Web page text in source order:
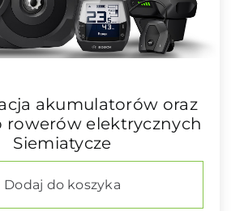
akumulatorów oraz
rowerów elektrycznych
Siemiatycze
Dodaj do koszyka